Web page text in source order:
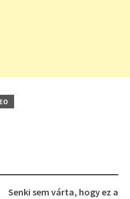
Senki sem várta, hogy ez a